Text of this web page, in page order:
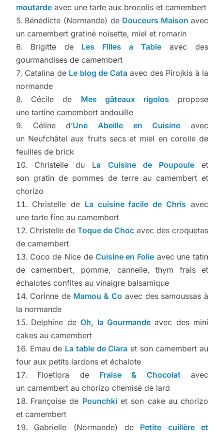
moutardeavec une tarte aux brocolis et camembert
Bénédicte (Normande) de Douceurs Maison avec
un camembert gratiné noisette, miel et romarin
Brigitte deLes Filles a Table avec des
gourmandises de camembert
Catalina de Le blog de Cataavec des Pirojkis à la
normande
Cécile de Mes gâteaux rigolos propose
une tartine camembert andouille
Céline d’Une Abeille en Cuisine avec
un Neufchâtel aux fruits secs et miel en corolle de
feuilles de brick
Christelle du La Cuisine de Poupouleet
son gratin de pommes de terre au camembert et
chorizo
Christelle de La cuisine facile de Chris avec
une tarte fine au camembert
Christelle de Toque de Choc avec des croquetas
de camembert
Coco de Nice deCuisine en Folieavec une tatin
de camembert, pomme, cannelle, thym frais et
échalotes confites au vinaigre balsamique
Corinne de Mamou & Co avec des samoussas à
la normande
Delphine deOh, la Gourmandeavec des mini
cakes au camembert
Emau de La table de Clara et son camembert au
four aux petits lardons et échalote
Floetlora de Fraise & Chocolatavec
un camembert au chorizo chemisé de lard
Françoise de Pounchkiet son cake au chorizo
et camembert
Gabrielle (Normande) de Petite cuillère et